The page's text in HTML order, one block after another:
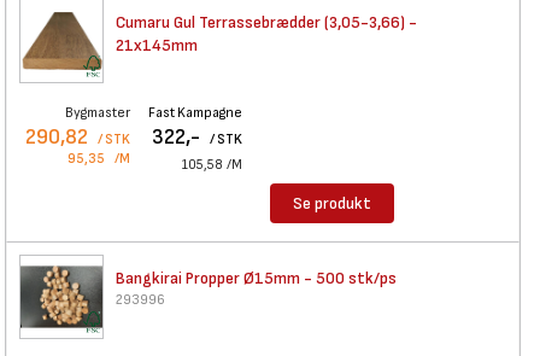
Cumaru Gul Terrassebrædder(3,05-3,66) -
21x145mm
Bygmaster
290,82 / STK
95,35 /M
Fast Kampagne
322,- / STK
105,58 /M
Se produkt
Bangkirai Propper Ø15mm - 500 stk/ps
293996